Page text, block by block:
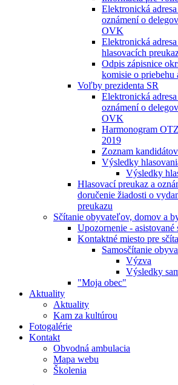
Elektronická
oznámení o
OVK
Elektronická
hlasovacích
Odpis zápisnice
komisie o priebehu
Voľby prezidenta SR
Elektronická
oznámení o
OVK
Harmonogram
2019
Zoznam
Výsledky
Výsledky
Hlasovací preukaz a
doručenie žiadosti o
preukazu
Sčítanie obyvateľov, domov a
Upozornenie -
Kontaktné miesto pre
Samosčítanie
Výzva
Výsledky
"Moja obec"
Aktuality
Aktuality
Kam za kultúrou
Fotogalérie
Kontakt
Obvodná ambulacia
Mapa webu
Školenia